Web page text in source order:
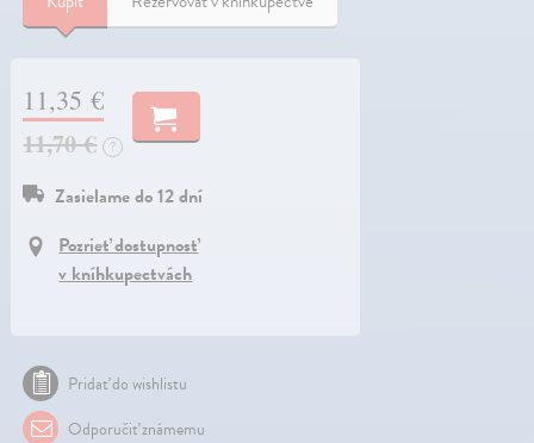
11,35 €
11,70 €
?
Zasielame do 12 dní
Pozrieť dostupnosť
v kníhkupectvách
Pridať do wishlistu
Odporučiť známemu